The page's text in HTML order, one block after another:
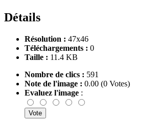
Détails
Résolution : 47x46
Téléchargements : 0
Taille : 11.4 KB
Nombre de clics : 591
Note de l'image : 0.00 (0 Votes)
Evaluez l'image :